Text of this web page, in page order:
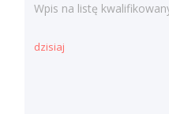
Wpis na listę
dzisiaj